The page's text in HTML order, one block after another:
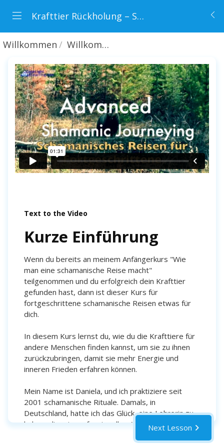
Krafttier Rückholung – Schamanischer Online-Kurs für Fortgeschrittene
Willkommen Willkommen
Text to the Video
Kurze Einführung
Wenn du bereits an meinem Anfängerkurs "Wie
man eine schamanische Reise macht"
teilgenommen und du erfolgreich dein Krafttier
gefunden hast, dann ist dieser Kurs für
fortgeschrittene schamanische Reisen etwas für
dich.
In diesem Kurs lernst du, wie du die Krafttiere für
andere Menschen finden kannst, um sie zu ihnen
zurückzubringen, damit sie mehr Energie und
inneren Frieden erfahren können.
Mein Name ist Daniela, und ich praktiziere seit
2001 schamanische Rituale. Damals, in
Deutschland, hatte ich das Glück, eine Lehrerin zu
haben, die mir professionelles Aura-Balancing,
Next Lesson